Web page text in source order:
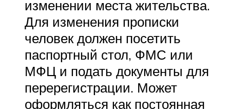
изменении места жительства.
Для изменения прописки
человек должен посетить
паспортный стол, ФМС или
МФЦ и подать документы для
перерегистрации. Может
оформляться как постоянная